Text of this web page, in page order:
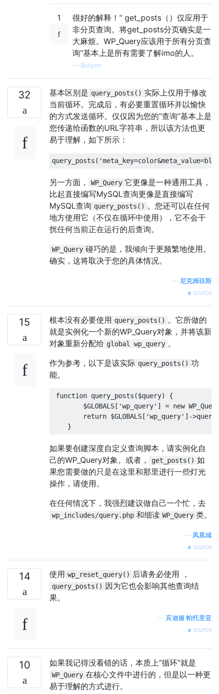
1
很好的解释！“ get_posts（）仅应用于
非分页查询。将get_posts分页确实是一
大麻烦。WP_Query应该用于所有分页查
询”基本上是所有需要了解imo的人。
— Bullyen
32 基本区别是 query_posts() 实际上仅用于修改
当前循环。完成后，有必要重置循环并以愉快
的方式发送循环。仅仅因为您的“查询”基本上是
您传递给函数的URL字符串，所以该方法也更
易于理解，如下所示：
query_posts (
另一方面， WP_Query 它更像是一种通用工具，
比起直接编写MySQL查询更像是直接编写
MySQL查询 query_posts() 。您还可以在任何
地方使用它（不仅在循环中使用），它不会干
扰任何当前正在运行的后查询。
WP_Query 碰巧的是，我倾向于更频繁地使用。
确实，这将取决于您的具体情况。
尼克姆琼斯
source
15 根本没有必要使用 query_posts() 。它所做的
就是实例化一个新的WP_Query对象，并将该新
对象重新分配给 global wp_query 。
作为参考，以下是该实际 query_posts() 功
能。
function query_posts ($query)
{
        $GLOBALS
[ 'wp_query' ] = new
return $GLOBALS [ 'wp_query' ]->query
}
如果要创建深度自定义查询脚本，请实例化自
己的WP_Query对象。或者，
get_posts() 如
果您需要做的只是在这里和那里进行一些灯光
操作，请使用。
在任何情况下，我强烈建议做自己一个忙，去
wp_includes/query.php 和细读 WP_Query 类。
凤凰城
source
14 使用 wp_reset_query() 后请务必使用 ，
query_posts() 因为它也会影响其他查询结
果。
宾迪娅·帕托里亚
source
10 如果我记得没看错的话，本质上“循环”就是
WP_Query 在核心文件中进行的，但是以一种更
易于理解的方式进行。